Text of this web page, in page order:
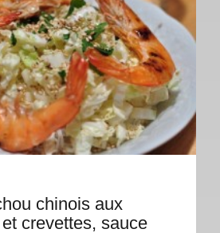
chinois aux
crevettes, sauce